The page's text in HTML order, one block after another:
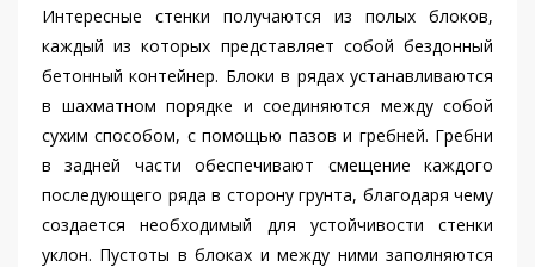
Интересные стенки получаются из полых блоков,
каждый из которых представляет собой бездонный
бетонный контейнер. Блоки в рядах устанавливаются
в шахматном порядке и соединяются между собой
сухим способом, с помощью пазов и гребней. Гребни
в задней части обеспечивают смещение каждого
последующего ряда в сторону грунта, благодаря чему
создается необходимый для устойчивости стенки
уклон. Пустоты в блоках и между ними заполняются